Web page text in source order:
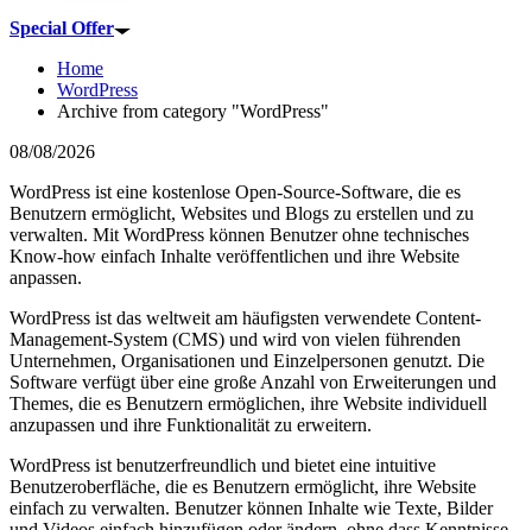
Special Offer
Home
WordPress
Archive from category "WordPress"
08/08/2026
WordPress ist eine kostenlose Open-Source-Software, die es
Benutzern ermöglicht, Websites und Blogs zu erstellen und zu
verwalten. Mit WordPress können Benutzer ohne technisches
Know-how einfach Inhalte veröffentlichen und ihre Website
anpassen.
WordPress ist das weltweit am häufigsten verwendete Content-
Management-System (CMS) und wird von vielen führenden
Unternehmen, Organisationen und Einzelpersonen genutzt. Die
Software verfügt über eine große Anzahl von Erweiterungen und
Themes, die es Benutzern ermöglichen, ihre Website individuell
anzupassen und ihre Funktionalität zu erweitern.
WordPress ist benutzerfreundlich und bietet eine intuitive
Benutzeroberfläche, die es Benutzern ermöglicht, ihre Website
einfach zu verwalten. Benutzer können Inhalte wie Texte, Bilder